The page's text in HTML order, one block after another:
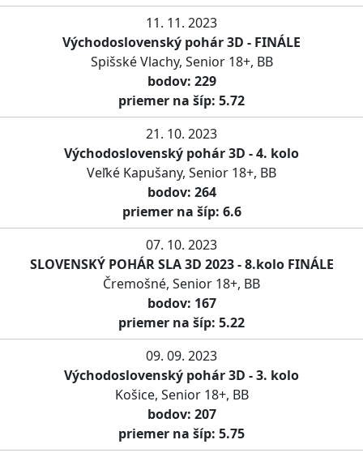
11. 11. 2023
Východoslovenský pohár 3D - FINÁLE
Spišské Vlachy, Senior 18+, BB
bodov: 229
priemer na šíp: 5.72
21. 10. 2023
Východoslovenský pohár 3D - 4. kolo
Veľké Kapušany, Senior 18+, BB
bodov: 264
priemer na šíp: 6.6
07. 10. 2023
SLOVENSKÝ POHÁR SLA 3D 2023 - 8.kolo FINÁLE
Čremošné, Senior 18+, BB
bodov: 167
priemer na šíp: 5.22
09. 09. 2023
Východoslovenský pohár 3D - 3. kolo
Košice, Senior 18+, BB
bodov: 207
priemer na šíp: 5.75